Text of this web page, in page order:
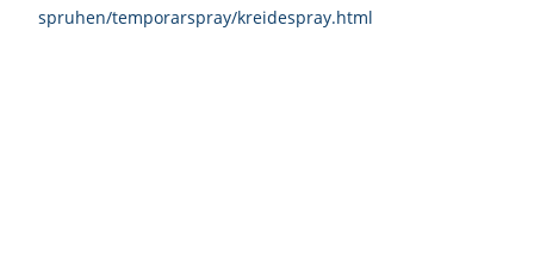
spruhen/temporarspray/kreidespray.html